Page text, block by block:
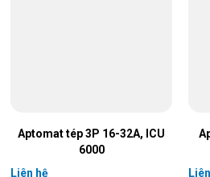
Aptomat tép 3P 16-32A, ICU
6000
Liên hệ